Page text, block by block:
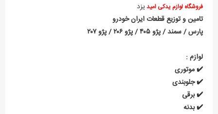
فروشگاه لوازم یدکی امیدیزد
تامین و توزیع قطعات ایران خودرو
پارس / سمند / پژو ۴۰۵ / پژو ۲۰۶ / پژو ۲۰۷
لوازم :
✔️ موتوری
✔️ جلوبندی
✔️ برقی
✔️ بدنه